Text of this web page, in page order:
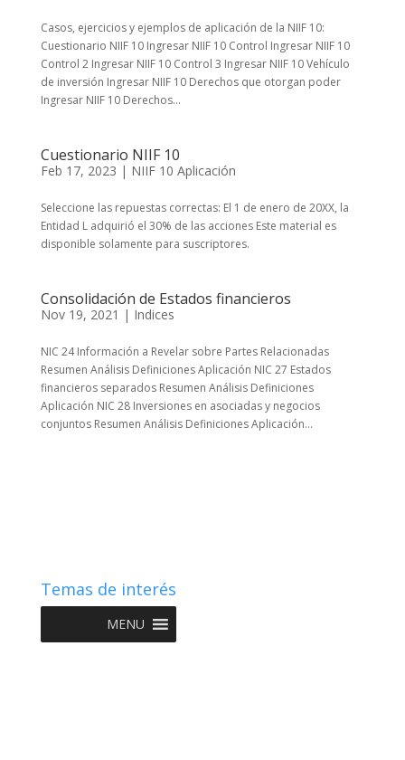
Casos, ejercicios y ejemplos de aplicación de la NIIF 10:
Cuestionario NIIF 10 Ingresar NIIF 10 Control Ingresar NIIF 10
Control 2 Ingresar NIIF 10 Control 3 Ingresar NIIF 10 Vehículo
de inversión Ingresar NIIF 10 Derechos que otorgan poder
Ingresar NIIF 10 Derechos...
Cuestionario NIIF 10
Feb 17, 2023 | NIIF 10 Aplicación
Seleccione las repuestas correctas: El 1 de enero de 20XX, la
Entidad L adquirió el 30% de las acciones Este material es
disponible solamente para suscriptores.
Consolidación de Estados financieros
Nov 19, 2021 | Indices
NIC 24 Información a Revelar sobre Partes Relacionadas
Resumen Análisis Definiciones Aplicación NIC 27 Estados
financieros separados Resumen Análisis Definiciones
Aplicación NIC 28 Inversiones en asociadas y negocios
conjuntos Resumen Análisis Definiciones Aplicación...
Temas de interés
MENU